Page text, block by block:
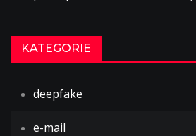
KATEGORIE
deepfake
e-mail